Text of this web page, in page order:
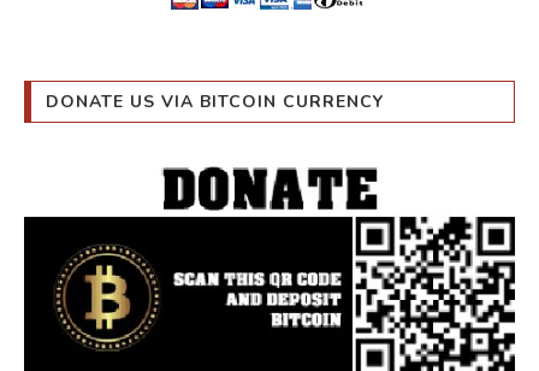
DONATE US VIA BITCOIN CURRENCY